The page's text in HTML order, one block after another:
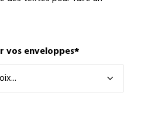
vos enveloppes*